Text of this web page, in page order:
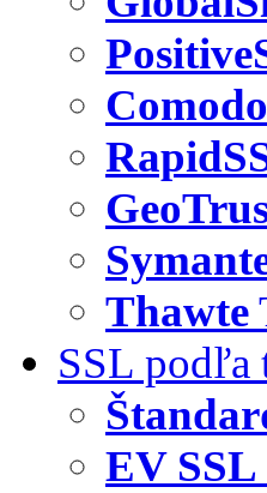
Comodo
Thawte
SSL podľa
EV SSL